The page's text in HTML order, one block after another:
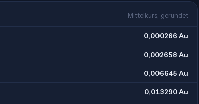
Mittelkurs, gerundet
0,000266 Au
0,002658 Au
0,006645 Au
0,013290 Au